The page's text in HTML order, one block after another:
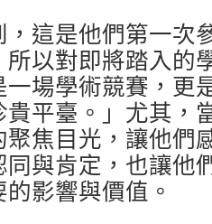
，這是他們第一次
所以對即將踏入的
一場學術競賽，更
貴平臺。」尤其，
聚焦目光，讓他們
同與肯定，也讓他
影響與價值。